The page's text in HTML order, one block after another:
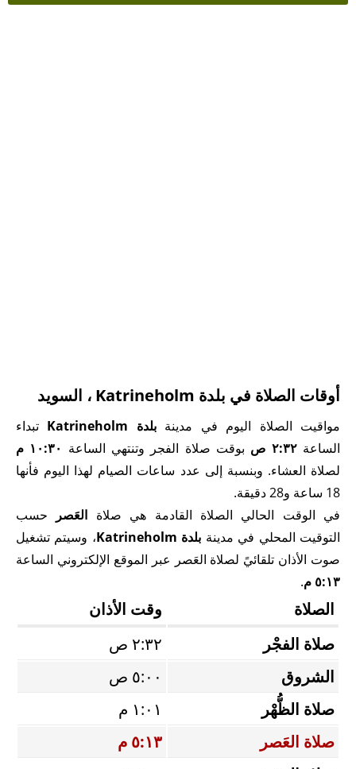
أوقات الصلاة في بلدة Katrineholm ، السويد
مواقيت الصلاة اليوم في مدينةبلدة Katrineholm
تبداء
الساعة٢:٣٢ ص بوقت صلاة الفجر وتنتهي الساعة ١٠:٣٠ م
لصلاة العشاء. وبنسبة إلى عدد ساعات الصيام لهذا اليوم فأنها
18 ساعة و28 دقيقة.
في الوقت الحالي الصلاة القادمة هي صلاة العَصر
حسب
التوقيت المحلي في مدينة بلدة Katrineholm
، وسيتم تشغيل
صوت الأذان تلقائيً لصلاة العَصر عبر الموقع الإلكتروني الساعة
٥:١٣ م
.
الصلاة
وقت الأذان
صلاة الفجْر
٢:٣٢ ص
الشروق
٥:٠٠ ص
صلاة الظُّهْر
١:٠١ م
صلاة العَصر
٥:١٣ م